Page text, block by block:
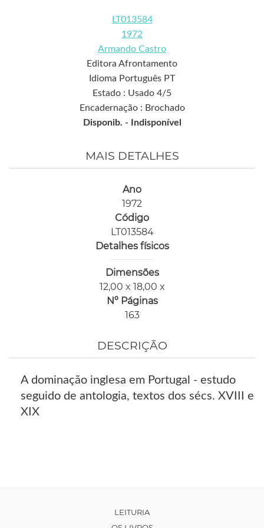
LT013584
1972
Armando Castro
Editora Afrontamento
Idioma Português PT
Estado : Usado 4/5
Encadernação : Brochado
Disponib. -
Indisponível
MAIS DETALHES
Ano
1972
Código
LT013584
Detalhes físicos
Dimensões
12,00 x 18,00 x
Nº Páginas
163
DESCRIÇÃO
A dominação inglesa em Portugal - estudo
seguido de antologia, textos dos sécs. XVIII e
XIX
LEITURIA